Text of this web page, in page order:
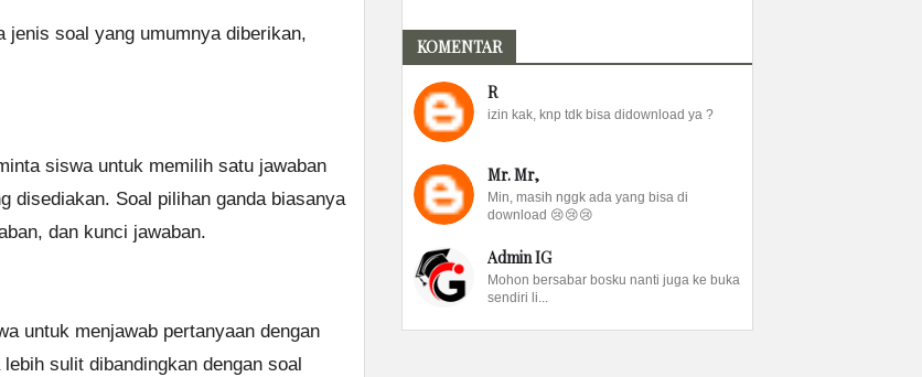
jenis soal yang umumnya diberikan,
siswa untuk memilih satu jawaban
disediakan. Soal pilihan ganda biasanya
dan kunci jawaban.
untuk menjawab pertanyaan dengan
sulit dibandingkan dengan soal
KOMENTAR
R
izin kak, knp tdk bisa didownload ya ?
Mr. Mr,
Min, masih nggk ada yang bisa di
download 😢😢😢
Admin IG
Mohon bersabar bosku nanti juga ke buka
sendiri li...